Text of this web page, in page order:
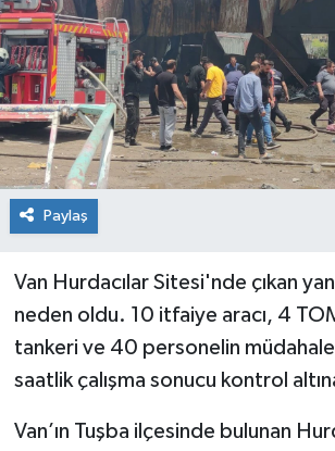
Paylaş
Van Hurdacılar Sitesi'nde çıkan
neden oldu. 10 itfaiye aracı, 4
tankeri ve 40 personelin
saatlik çalışma sonucu kontrol
Van’ın Tuşba ilçesinde bulunan